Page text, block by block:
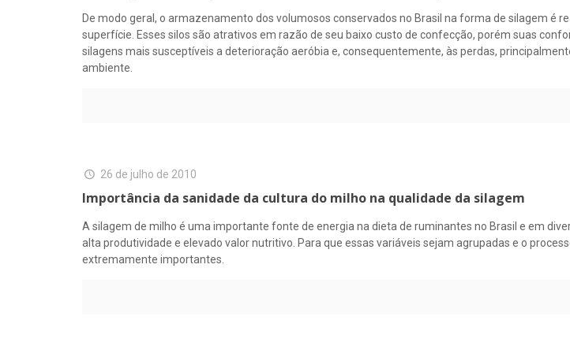
De modo geral, o armazenamento dos volumosos conservados no Brasil na forma de silagem é
superfície. Esses silos são atrativos em razão de seu baixo custo de confecção, porém suas
silagens mais susceptíveis a deterioração aeróbia e, consequentemente, às perdas,
ambiente.
26 de julho de 2010
Importância da sanidade da cultura do milho na qualidade da silagem
A silagem de milho é uma importante fonte de energia na dieta de ruminantes no Brasil e em
alta produtividade e elevado valor nutritivo. Para que essas variáveis sejam agrupadas e o
extremamente importantes.